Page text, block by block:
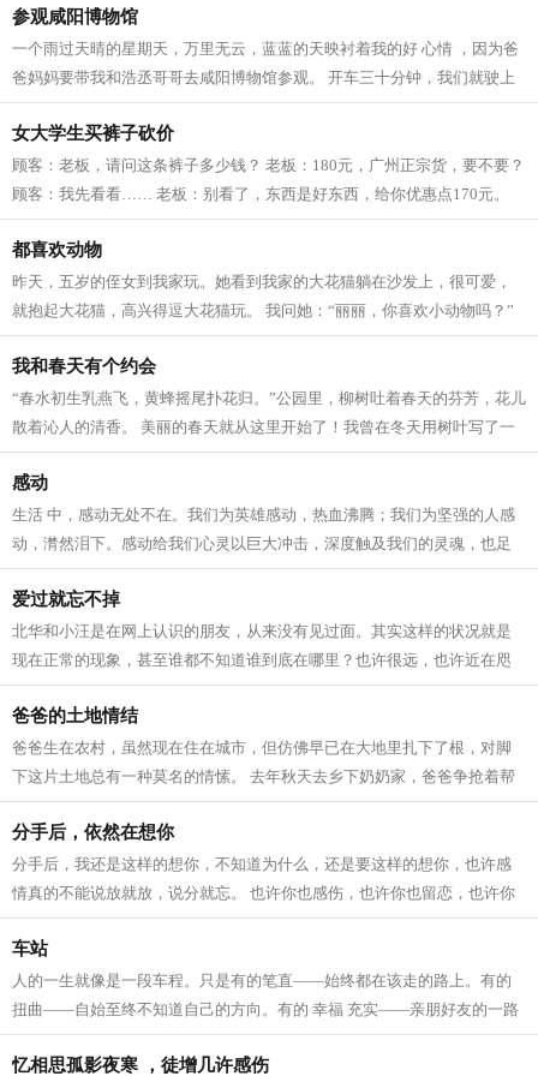
参观咸阳博物馆
一个雨过天晴的星期天，万里无云，蓝蓝的天映衬着我的好 心情 ，因为爸
爸妈妈要带我和浩丞哥哥去咸阳博物馆参观。 开车三十分钟，我们就驶上
了扶苏路，这是以鼎鼎大名的秦始皇...
女大学生买裤子砍价
顾客：老板，请问这条裤子多少钱？ 老板：180元，广州正宗货，要不要？
顾客：我先看看…… 老板：别看了，东西是好东西，给你优惠点170元。
顾客：这也叫优惠啊？ 老板：呵呵，...
都喜欢动物
昨天，五岁的侄女到我家玩。她看到我家的大花猫躺在沙发上，很可爱，
就抱起大花猫，高兴得逗大花猫玩。 我问她：“丽丽，你喜欢小动物吗？”
丽丽说：“不光我喜欢小动物，我...
我和春天有个约会
“春水初生乳燕飞，黄蜂摇尾扑花归。”公园里，柳树吐着春天的芬芳，花儿
散着沁人的清香。 美丽的春天就从这里开始了！我曾在冬天用树叶写了一
份书信，期待能与她约会。 现在...
感动
生活 中，感动无处不在。我们为英雄感动，热血沸腾；我们为坚强的人感
动，潸然泪下。感动给我们心灵以巨大冲击，深度触及我们的灵魂，也足
以让我们终生难忘。我在许许多多的感...
爱过就忘不掉
北华和小汪是在网上认识的朋友，从来没有见过面。其实这样的状况就是
现在正常的现象，甚至谁都不知道谁到底在哪里？也许很远，也许近在咫
尺。 都说网恋很荒唐，北华不这么认为...
爸爸的土地情结
爸爸生在农村，虽然现在住在城市，但仿佛早已在大地里扎下了根，对脚
下这片土地总有一种莫名的情愫。 去年秋天去乡下奶奶家，爸爸争抢着帮
忙干农活，是个好劳力。而且他也愿意...
分手后，依然在想你
分手后，我还是这样的想你，不知道为什么，还是要这样的想你，也许感
情真的不能说放就放，说分就忘。 也许你也感伤，也许你也留恋，也许你
也会像我这样心痛… 从来都没有想过...
车站
人的一生就像是一段车程。只是有的笔直——始终都在该走的路上。有的
扭曲——自始至终不知道自己的方向。有的 幸福 充实——亲朋好友的一路
陪伴。有的短暂——受不了人间的疾...
忆相思孤影夜寒 ，徒增几许感伤